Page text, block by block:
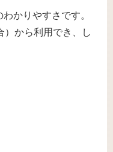
かりやすさです。
）から利用でき、し